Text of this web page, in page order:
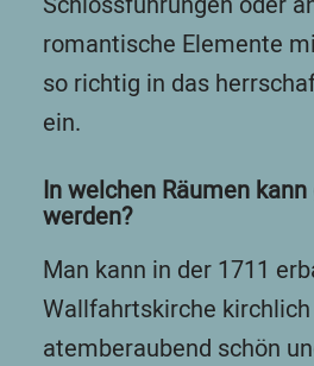
romantische Elemente
so richtig in das
ein.
In welchen Räumen
werden?
Man kann in der 1711
Wallfahrtskirche
atemberaubend schön